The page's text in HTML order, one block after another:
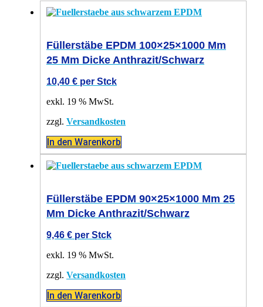
Füllerstäbe EPDM 100×25×1000 Mm
25 Mm Dicke Anthrazit/schwarz
10,40 € per Stck
exkl. 19 % MwSt.
zzgl. Versandkosten
In den Warenkorb
Füllerstäbe EPDM 90×25×1000 Mm 25
Mm Dicke Anthrazit/schwarz
9,46 € per Stck
exkl. 19 % MwSt.
zzgl. Versandkosten
In den Warenkorb